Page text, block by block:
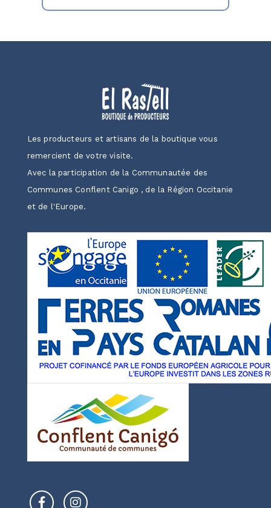
Les producteurs et artisans de la boutique vous
remercient de votre visite.
Avec la participation de la Communautée des
Communes Conflent Canigo , de la Région Occitanie
et de l'Europe.